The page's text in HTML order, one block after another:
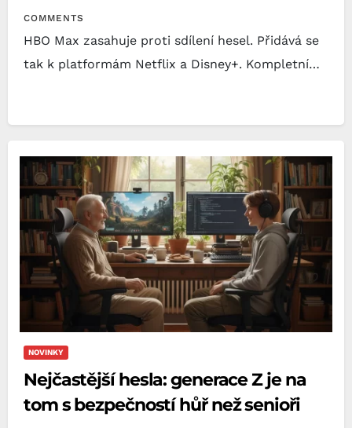
COMMENTS
HBO Max zasahuje proti sdílení hesel. Přidává se
tak k platformám Netflix a Disney+. Kompletní…
NOVINKY
Nejčastější hesla: generace Z je na
tom s bezpečností hůř než senioři